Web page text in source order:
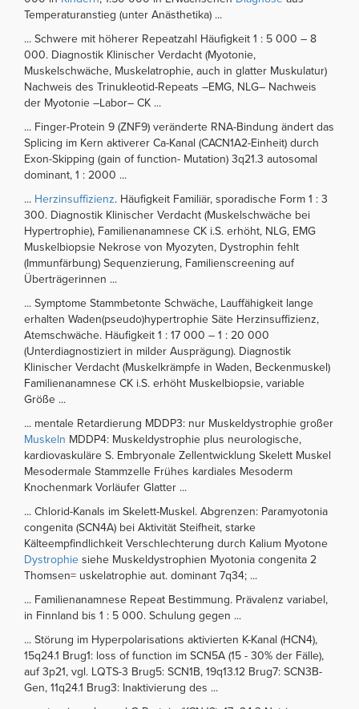
Temperaturanstieg (unter Anästhetika) ...
... Schwere mit höherer Repeatzahl Häufigkeit 1 : 5 000 – 8
000. Diagnostik Klinischer Verdacht (Myotonie,
Muskelschwäche, Muskelatrophie, auch in glatter Muskulatur)
Nachweis des Trinukleotid-Repeats –EMG, NLG– Nachweis
der Myotonie –Labor– CK ...
... Finger-Protein 9 (ZNF9) veränderte RNA-Bindung ändert das
Splicing im Kern aktiverer Ca-Kanal (CACN1A2-Einheit) durch
Exon-Skipping (gain of function- Mutation) 3q21.3 autosomal
dominant, 1 : 2000 ...
... Herzinsuffizienz. Häufigkeit Familiär, sporadische Form 1 : 3
300. Diagnostik Klinischer Verdacht (Muskelschwäche bei
Hypertrophie), Familienanamnese CK i.S. erhöht, NLG, EMG
Muskelbiopsie Nekrose von Myozyten, Dystrophin fehlt
(Immunfärbung) Sequenzierung, Familienscreening auf
Überträgerinnen ...
... Symptome Stammbetonte Schwäche, Lauffähigkeit lange
erhalten Waden(pseudo)hypertrophie Säte Herzinsuffizienz,
Atemschwäche. Häufigkeit 1 : 17 000 – 1 : 20 000
(Unterdiagnostiziert in milder Ausprägung). Diagnostik
Klinischer Verdacht (Muskelkrämpfe in Waden, Beckenmuskel)
Familienanamnese CK i.S. erhöht Muskelbiopsie, variable
Größe ...
... mentale Retardierung MDDP3: nur Muskeldystrophie großer
Muskeln MDDP4: Muskeldystrophie plus neurologische,
kardiovaskuläre S. Embryonale Zellentwicklung Skelett Muskel
Mesodermale Stammzelle Frühes kardiales Mesoderm
Knochenmark Vorläufer Glatter ...
... Chlorid-Kanals im Skelett-Muskel. Abgrenzen: Paramyotonia
congenita (SCN4A) bei Aktivität Steifheit, starke
Kälteempfindlichkeit Verschlechterung durch Kalium Myotone
Dystrophie siehe Muskeldystrophien Myotonia congenita 2
Thomsen= uskelatrophie aut. dominant 7q34; ...
... Familienanamnese Repeat Bestimmung. Prävalenz variabel,
in Finnland bis 1 : 5 000. Schulung gegen ...
... Störung im Hyperpolarisations aktivierten K-Kanal (HCN4),
15q24.1 Brug1: loss of function im SCN5A (15 - 30% der Fälle),
auf 3p21, vgl. LQTS-3 Brug5: SCN1B, 19q13.12 Brug7: SCN3B-
Gen, 11q24.1 Brug3: Inaktivierung des ...